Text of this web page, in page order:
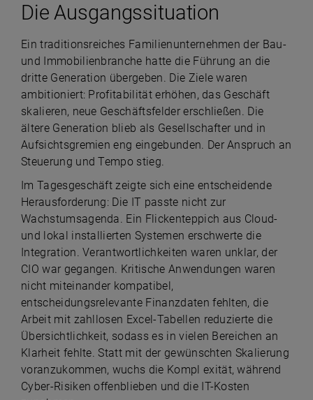
Die Ausgangssituation
Ein traditionsreiches Familienunternehmen der Bau-
und Immobilienbranche hatte die Führung an die
dritte Generation übergeben. Die Ziele waren
ambitioniert: Profitabilität erhöhen, das Geschäft
skalieren, neue Geschäftsfelder erschließen. Die
ältere Generation blieb als Gesellschafter und in
Aufsichtsgremien eng eingebunden. Der Anspruch an
Steuerung und Tempo stieg.
Im Tagesgeschäft zeigte sich eine entscheidende
Herausforderung: Die IT passte nicht zur
Wachstumsagenda. Ein Flickenteppich aus Cloud-
und lokal installierten Systemen erschwerte die
Integration. Verantwortlichkeiten waren unklar, der
CIO war gegangen. Kritische Anwendungen waren
nicht miteinander kompatibel,
entscheidungsrelevante Finanzdaten fehlten, die
Arbeit mit zahllosen Excel-Tabellen reduzierte die
Übersichtlichkeit, sodass es in vielen Bereichen an
Klarheit fehlte. Statt mit der gewünschten Skalierung
voranzukommen, wuchs die Kompl exität, während
Cyber-Risiken offenblieben und die IT-Kosten